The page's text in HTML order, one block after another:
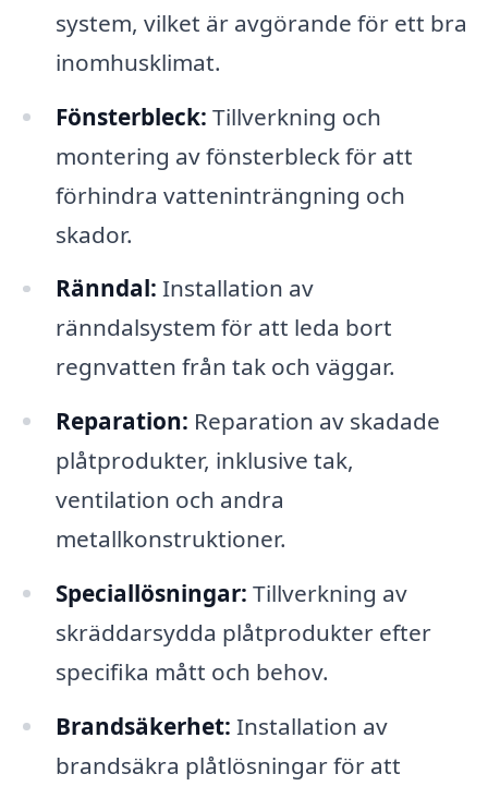
system, vilket är avgörande för ett bra
inomhusklimat.
Fönsterbleck: Tillverkning och
montering av fönsterbleck för att
förhindra vatteninträngning och
skador.
Ränndal: Installation av
ränndalsystem för att leda bort
regnvatten från tak och väggar.
Reparation: Reparation av skadade
plåtprodukter, inklusive tak,
ventilation och andra
metallkonstruktioner.
Speciallösningar: Tillverkning av
skräddarsydda plåtprodukter efter
specifika mått och behov.
Brandsäkerhet: Installation av
brandsäkra plåtlösningar för att